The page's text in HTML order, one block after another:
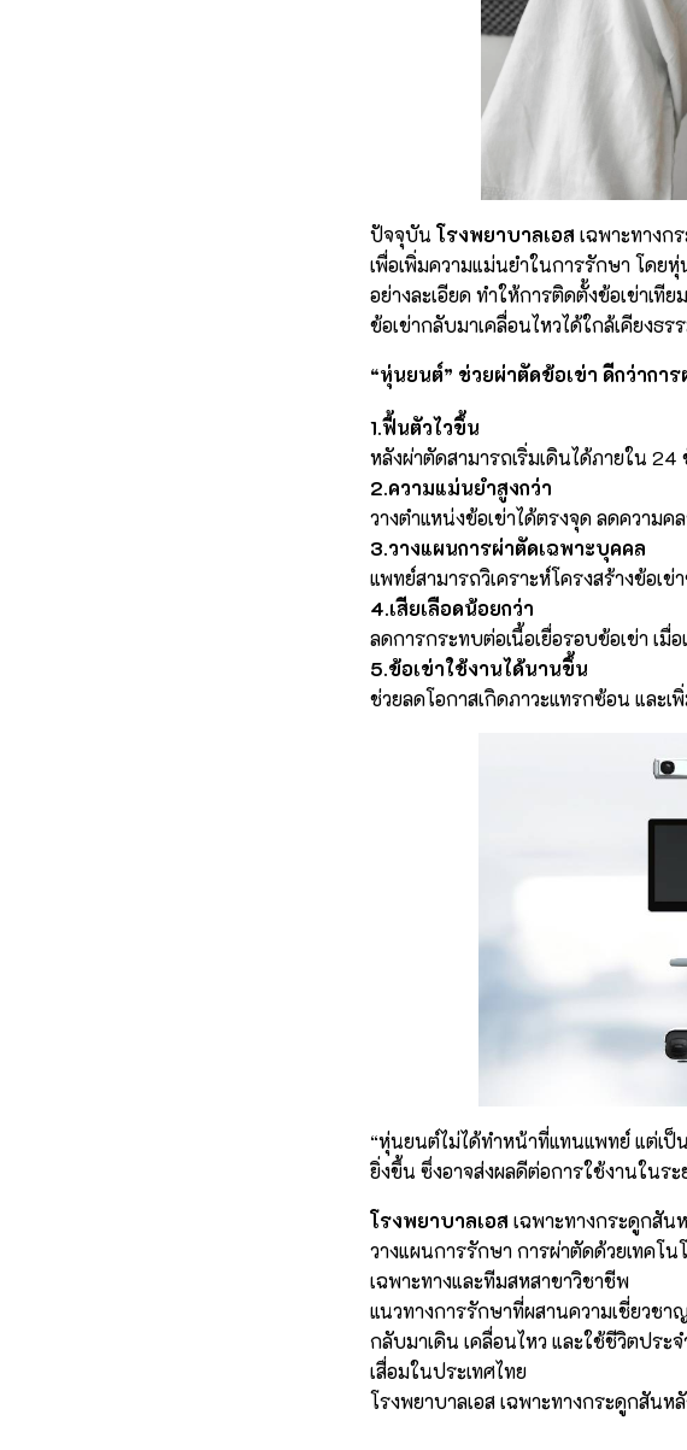
ปัจจุบัน โรงพยาบาลเอส เฉพาะทางก
เพื่อเพิ่มความแม่นยำในการรักษา โด
อย่างละเอียด ทำให้การติดตั้งข้อเข่าเที
ข้อเข่ากลับมาเคลื่อนไหวได้ใกล้เคียงธร
“หุ่นยนต์” ช่วยผ่าตัดข้อเข่า ดีกว่ากา
1.ฟื้นตัวไวขึ้น
หลังผ่าตัดสามารถเริ่มเดินได้ภายใน 24
2.ความแม่นยำสูงกว่า
วางตำแหน่งข้อเข่าได้ตรงจุด ลดความค
3.วางแผนการผ่าตัดเฉพาะบุคคล
แพทย์สามารถวิเคราะห์โครงสร้างข้อเข่
4.เสียเลือดน้อยกว่า
ลดการกระทบต่อเนื้อเยื่อรอบข้อเข่า เมื่
5.ข้อเข่าใช้งานได้นานขึ้น
ช่วยลดโอกาสเกิดภาวะแทรกซ้อน และ
“หุ่นยนต์ไม่ได้ทำหน้าที่แทนแพทย์ แต่เป็
ยิ่งขึ้น ซึ่งอาจส่งผลดีต่อการใช้งานในระ
โรงพยาบาลเอส เฉพาะทางกระดูกสัน
วางแผนการรักษา การผ่าตัดด้วยเทค
เฉพาะทางและทีมสหสาขาวิชาชีพ
แนวทางการรักษาที่ผสานความเชี่ยวช
กลับมาเดิน เคลื่อนไหว และใช้ชีวิตปร
เสื่อมในประเทศไทย
โรงพยาบาลเอส เฉพาะทางกระดูกสัน